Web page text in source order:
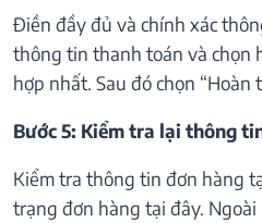
Điền đầy đủ và chính xác
thông tin thanh toán và chọn
hợp nhất. Sau đó chọn “Hoàn
Bước 5: Kiểm tra lại thông
Kiểm tra thông tin đơn hàng
trạng đơn hàng tại đây.